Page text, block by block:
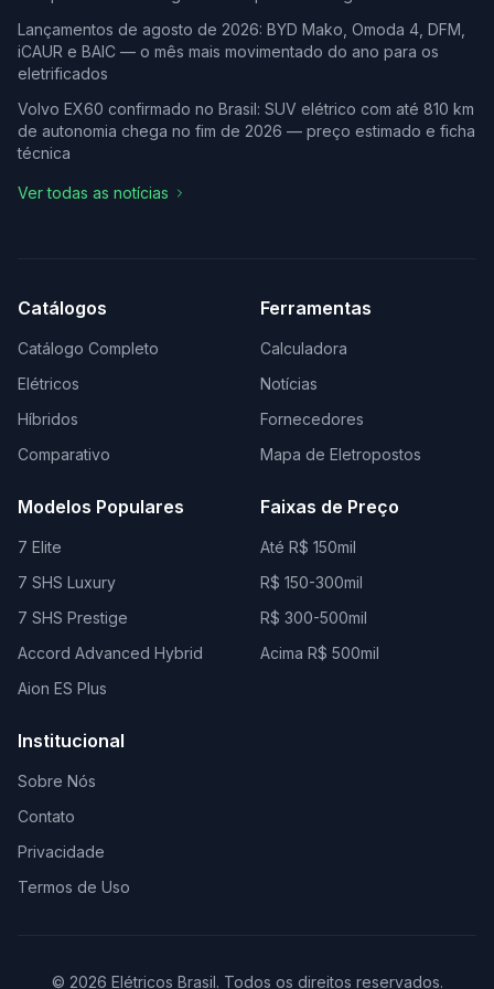
Lançamentos de agosto de 2026: BYD Mako, Omoda 4, DFM,
iCAUR e BAIC — o mês mais movimentado do ano para os
eletrificados
Volvo EX60 confirmado no Brasil: SUV elétrico com até 810 km
de autonomia chega no fim de 2026 — preço estimado e ficha
técnica
Ver todas as notícias
Catálogos
Catálogo Completo
Elétricos
Híbridos
Comparativo
Ferramentas
Calculadora
Notícias
Fornecedores
Mapa de Eletropostos
Modelos Populares
7 Elite
7 SHS Luxury
7 SHS Prestige
Accord Advanced Hybrid
Aion ES Plus
Faixas de Preço
Até R$ 150mil
R$ 150-300mil
R$ 300-500mil
Acima R$ 500mil
Institucional
Sobre Nós
Contato
Privacidade
Termos de Uso
© 2026 Elétricos Brasil. Todos os direitos reservados.